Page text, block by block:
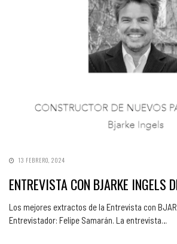
13 FEBRERO, 2024
ENTREVISTA CON BJARKE INGELS
Los mejores extractos de la Entrevista con
Entrevistador: Felipe Samarán. La entrevista…